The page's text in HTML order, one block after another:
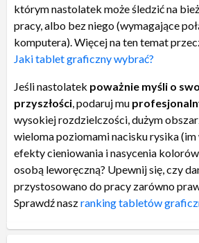
którym nastolatek może śledzić na
pracy, albo bez niego (wymagające
komputera). Więcej na ten temat
Jaki tablet graficzny wybrać?
Jeśli nastolatek poważnie myśli o
przyszłości, podaruj mu
wysokiej rozdzielczości, dużym
wieloma poziomami nacisku rysika
efekty cieniowania i nasycenia
osobą leworęczną? Upewnij się, czy
przystosowano do pracy zarówno
Sprawdź naszranking tabletów